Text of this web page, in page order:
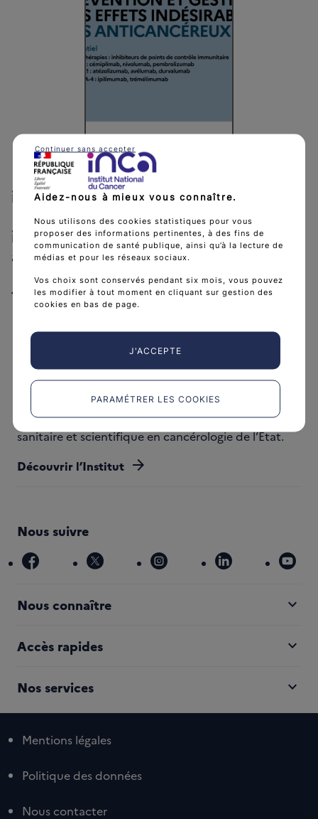
Prévention et gestion des effets
indésirables des anticancéreux -
Inhibiteurs de points de contrôle
immunitaire anti-PD-1, anti-PD-L1 et
anti-CTLA-4
Télécharger (PDF - 2 MB) Télécharger Référentiel effets
L'Institut national du cancer est l’agence d'expertise
sanitaire et scientifique en cancérologie de l’État.
Découvrir l’Institut arrow_forward
Nous suivre
facebook x instagram linkedin
Nous connaître expand_more
Accès rapides expand_more
Nos services expand_more
Mentions légales
Politique des données
Nous contacter
Aidez-nous à mieux vous connaître.
Nous utilisons des cookies statistiques pour vous
proposer des informations pertinentes, à des fins de
communication de santé publique, ainsi qu’à la lecture de
médias et pour les réseaux sociaux.
Vos choix sont conservés pendant six mois, vous pouvez
les modifier à tout moment en cliquant sur gestion des
cookies en bas de page.
J'ACCEPTE
PARAMÉTRER LES COOKIES
Continuer sans accepter